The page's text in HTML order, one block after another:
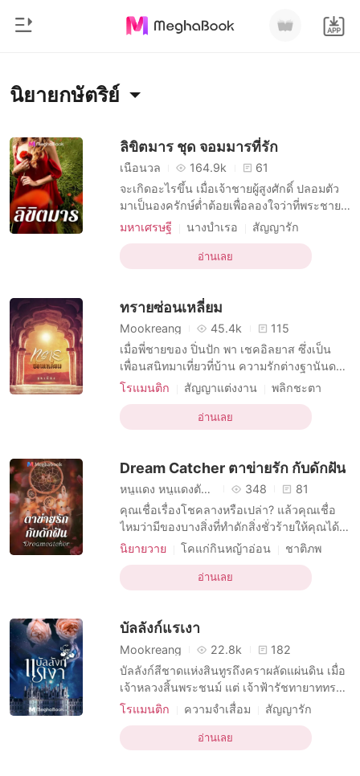
ประวัติการอ่าน
ออกจากระบบ
ดาวน์โหลดแอป
หน้าแรก
สมัยใหม่
ประวัติศาสตร์
โรแมนติก
รายการ
เรื่องสั้นคัดสรร
นิยายกษัตริย์
ลิขิตมาร ชุด จอมมารที่รัก
เนื้อนวล 164.9k
61
จะเกิดอะไรขึ้น เมื่อเจ้าชายผู้สูงศักดิ์ ปลอมตัว
มาเป็นองครักษ์ต่ำต้อยเพื่อลองใจว่าที่พระชายา
ในอนาคต และพยายามทำทุกอย่างให้เธอ
หลงรักเธอหัวปักหัวปำ “จะ... ทำอะไร...” คนถูก
ถามแสยะยิ้ม มองหล่อนด้วยสายตาลุกเป็นไฟ “ก็
มหาเศรษฐี นางบำเรอ
สัญญารัก
บทบาทที่เป็นชายหล่อ
บทบาทที่แข็งแกร่ง ชาย
นิยายอีโรติก
การมีเพศสัมพันธ์ครั้งแรก
ความปรารถนาอย่างบ้าคลั่ง
อ่านเลย
ทรายซ่อนเหลี่ยม
Mookreang 45.4k
115
เมื่อพี่ชายของ ปิ่นปัก พา เชคอิลยาส ซึ่งเป็น
เพื่อนสนิทมาเที่ยวที่บ้าน ความรักต่างฐานันดร
จึงเริ่มขึ้น เชคอินยาสมอบแหวนไว้ให้ปิ่นปัก
แหวนวงนี้แล้วเดินทางไปหาเขาที่ฮิลยะฮ์ ทว่า
เหตุการณ์กลับพลิกผันเมื่อหญิงสาวถูกกลุ่มคน
บุคคลลึกล
โรแมนติก สัญญาแต่งงาน
พลิกชะตา
บทบาทที่มีเสน่ห์ หญิง
บทบาทที่มีเสน่ห์ ชาย
การเมือง
ต่อสู้
บังคับการใช้ชีวิต
อ่านเลย
Dream Catcher ตาข่ายรัก กับดักฝัน
หนูแดง หนูแดงตัวน้อย 348
81
คุณเชื่อเรื่องโชคลางหรือเปล่า? แล้วคุณเชื่อ
ไหมว่ามีของบางสิ่งที่ทำดักสิ่งชั่วร้ายให้คุณได้?
สำหรับหนุ่มชาวไทยอย่าง ‘นธัญญ์’ เรื่องงมงาย
ด้วยเรื่องงานเขียนที่เขาต้องสรรค์สร้างสำหรับ
ผลงานชิ้นสุดท้ายเพื่อทำเรื่องจบของ
นิยายวาย โคแก่กินหญ้าอ่อน
ชาติภพ
R-18
อียิปต์ รักร่วมเพศ
กษัตริย์
การท่องโลก
โดนบังคับมาหลงรัก
อ่านเลย
บัลลังก์แรเงา
Mookreang 22.8k
182
บัลลังก์สีชาดแห่งสินทูรถึงคราผลัดแผ่นดิน เมื่อ
เจ้าหลวงสิ้นพระชนม์ แต่ เจ้าฟ้ารัชทายาททรง
พระเยาว์ ซ้ำยังถูกตราหน้าว่าเป็นลูกชู้ มีเพียง
ตำแหน่งรัชทายาทเอาไว้แม่นมั่น เมื่อเติบใหญ่
เจ้าหลวงพระองค์ใหม่จะพิสูจน์ความจริงเรื่อง
โรแมนติก ความจำเสื่อม
สัญญารัก
บทบาทที่เป็นผู้ใหญ่ ชาย
บทบาทที่กล้าหาญ หญิง
ครอบครัว
อ่านเลย